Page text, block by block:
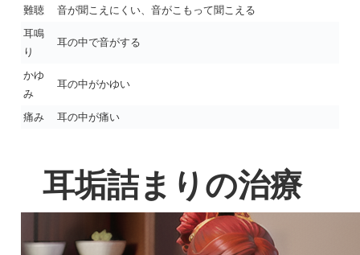
難聴
音が聞こえにくい、音がこもって聞こえる
耳鳴
り
耳の中で音がする
かゆ
み
耳の中がかゆい
痛み 耳の中が痛い
耳垢詰まりの治療